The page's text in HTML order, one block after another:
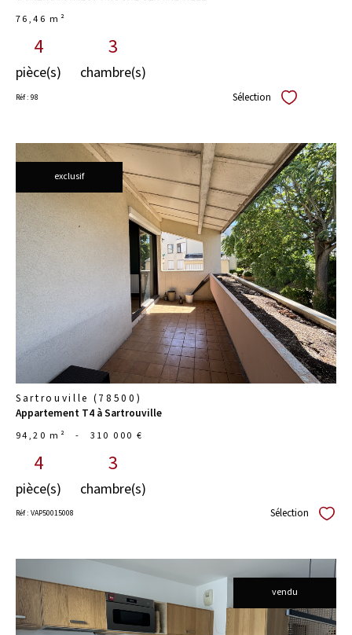
76,46 m²
4
pièce(s)
3
chambre(s)
Réf : 98 Sélection Sélectionner
exclusif
voir le
bien
Sartrouville (78500)
Appartement T4 à Sartrouville
94,20 m² - 310 000 €
4
pièce(s)
3
chambre(s)
Réf : VAP50015008 Sélection
vendu